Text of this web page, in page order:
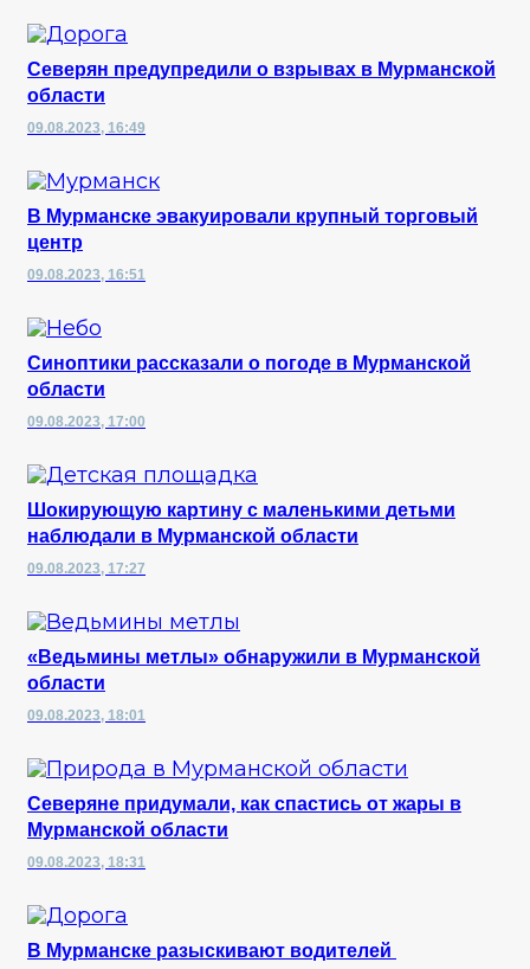
Северян предупредили о взрывах в Мурманской
области
09.08.2023, 16:49
В Мурманске эвакуировали крупный торговый
центр
09.08.2023, 16:51
Синоптики рассказали о погоде в Мурманской
области
09.08.2023, 17:00
Шокирующую картину с маленькими детьми
наблюдали в Мурманской области
09.08.2023, 17:27
«Ведьмины метлы» обнаружили в Мурманской
области
09.08.2023, 18:01
Северяне придумали, как спастись от жары в
Мурманской области
09.08.2023, 18:31
В Мурманске разыскивают водителей